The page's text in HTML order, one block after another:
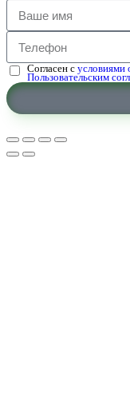
Согласен с условиями
Пользовательским